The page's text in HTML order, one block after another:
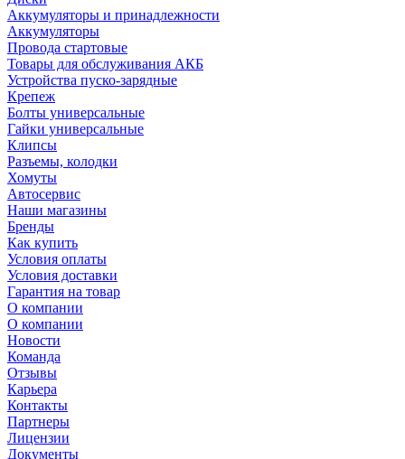
Аккумуляторы и принадлежности
Аккумуляторы
Провода стартовые
Товары для обслуживания АКБ
Устройства пуско-зарядные
Крепеж
Болты универсальные
Гайки универсальные
Клипсы
Разъемы, колодки
Хомуты
Автосервис
Наши магазины
Бренды
Как купить
Условия оплаты
Условия доставки
Гарантия на товар
О компании
О компании
Новости
Команда
Отзывы
Карьера
Контакты
Партнеры
Лицензии
Документы